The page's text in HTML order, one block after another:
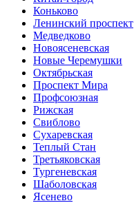
Коньково
Ленинский проспект
Медведково
Новоясе­невская
Новые Черемушки
Октябрьская
Проспект Мира
Профсоюзная
Рижская
Свиблово
Сухаревская
Теплый Стан
Третьяковская
Тургеневская
Шаболовская
Ясенево